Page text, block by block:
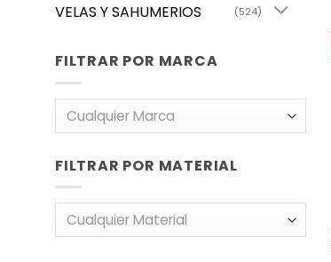
VELAS Y SAHUMERIOS (524)
FILTRAR POR MARCA
Cualquier Marca
FILTRAR POR MATERIAL
Cualquier Material